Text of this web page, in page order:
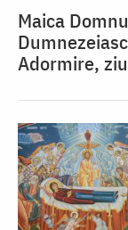
Maica
Adormire,